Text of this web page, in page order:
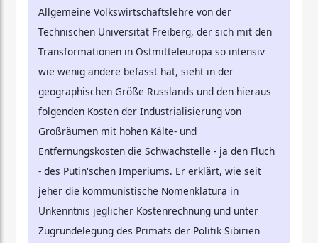
Allgemeine Volkswirtschaftslehre von der
Technischen Universität Freiberg, der sich mit den
Transformationen in Ostmitteleuropa so intensiv
wie wenig andere befasst hat, sieht in der
geographischen Größe Russlands und den hieraus
folgenden Kosten der Industrialisierung von
Großräumen mit hohen Kälte- und
Entfernungskosten die Schwachstelle - ja den Fluch
- des Putin'schen Imperiums. Er erklärt, wie seit
jeher die kommunistische Nomenklatura in
Unkenntnis jeglicher Kostenrechnung und unter
Zugrundelegung des Primats der Politik Sibirien